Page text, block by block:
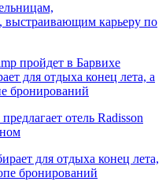
карьеру по
для отдыха конец лета, а
бронирований
отель Radisson